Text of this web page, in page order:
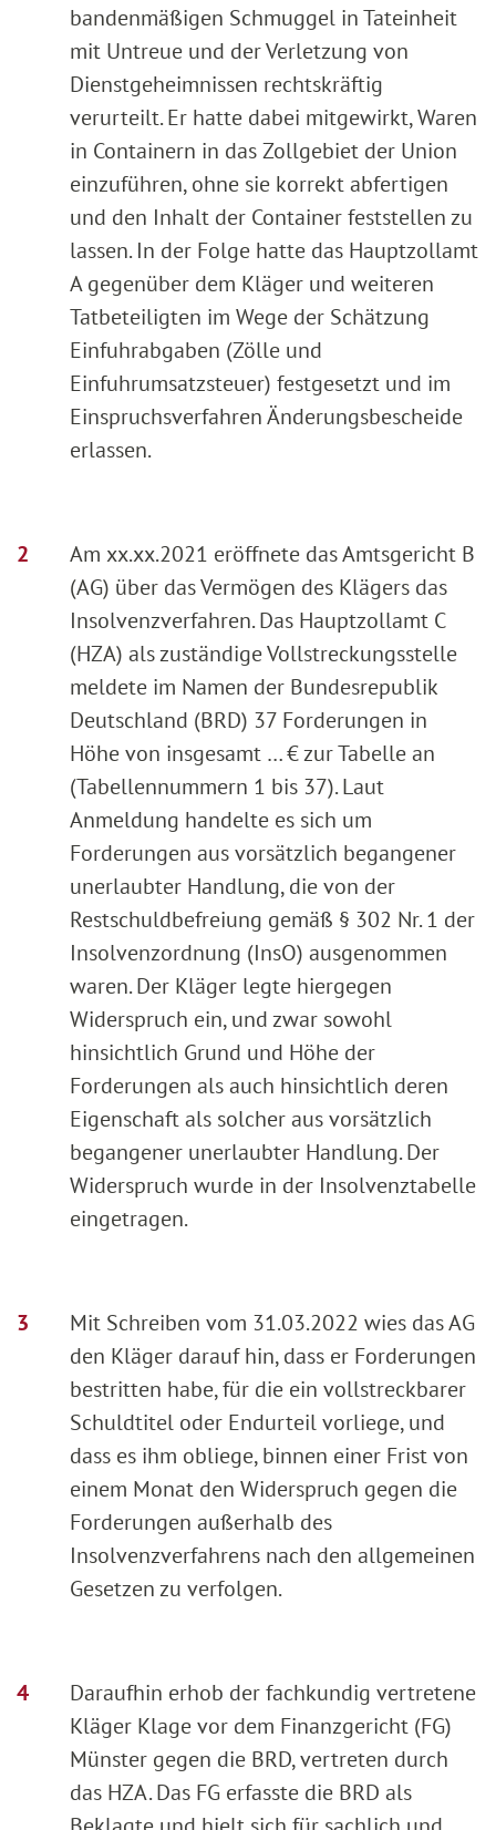
bandenmäßigen Schmuggel in Tateinheit
mit Untreue und der Verletzung von
Dienstgeheimnissen rechtskräftig
verurteilt. Er hatte dabei mitgewirkt, Waren
in Containern in das Zollgebiet der Union
einzuführen, ohne sie korrekt abfertigen
und den Inhalt der Container feststellen zu
lassen. In der Folge hatte das Hauptzollamt
A gegenüber dem Kläger und weiteren
Tatbeteiligten im Wege der Schätzung
Einfuhrabgaben (Zölle und
Einfuhrumsatzsteuer) festgesetzt und im
Einspruchsverfahren Änderungsbescheide
erlassen.
Am xx.xx.2021 eröffnete das Amtsgericht B
(AG) über das Vermögen des Klägers das
Insolvenzverfahren. Das Hauptzollamt C
(HZA) als zuständige Vollstreckungsstelle
meldete im Namen der Bundesrepublik
Deutschland (BRD) 37 Forderungen in
Höhe von insgesamt … € zur Tabelle an
(Tabellennummern 1 bis 37). Laut
Anmeldung handelte es sich um
Forderungen aus vorsätzlich begangener
unerlaubter Handlung, die von der
Restschuldbefreiung gemäß § 302 Nr. 1 der
Insolvenzordnung (InsO) ausgenommen
waren. Der Kläger legte hiergegen
Widerspruch ein, und zwar sowohl
hinsichtlich Grund und Höhe der
Forderungen als auch hinsichtlich deren
Eigenschaft als solcher aus vorsätzlich
begangener unerlaubter Handlung. Der
Widerspruch wurde in der Insolvenztabelle
eingetragen.
Mit Schreiben vom 31.03.2022 wies das AG
den Kläger darauf hin, dass er Forderungen
bestritten habe, für die ein vollstreckbarer
Schuldtitel oder Endurteil vorliege, und
dass es ihm obliege, binnen einer Frist von
einem Monat den Widerspruch gegen die
Forderungen außerhalb des
Insolvenzverfahrens nach den allgemeinen
Gesetzen zu verfolgen.
Daraufhin erhob der fachkundig vertretene
Kläger Klage vor dem Finanzgericht (FG)
Münster gegen die BRD, vertreten durch
das HZA. Das FG erfasste die BRD als